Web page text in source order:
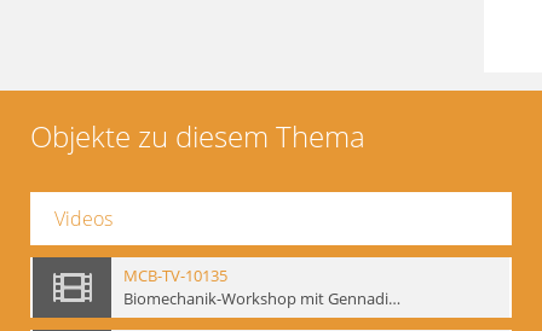
Objekte zu diesem Thema
Videos
MCB-TV-10135
Biomechanik-Workshop mit Gennadij Bogdanow, Berlin 1991 - Interne Signatur: BM-vid-50